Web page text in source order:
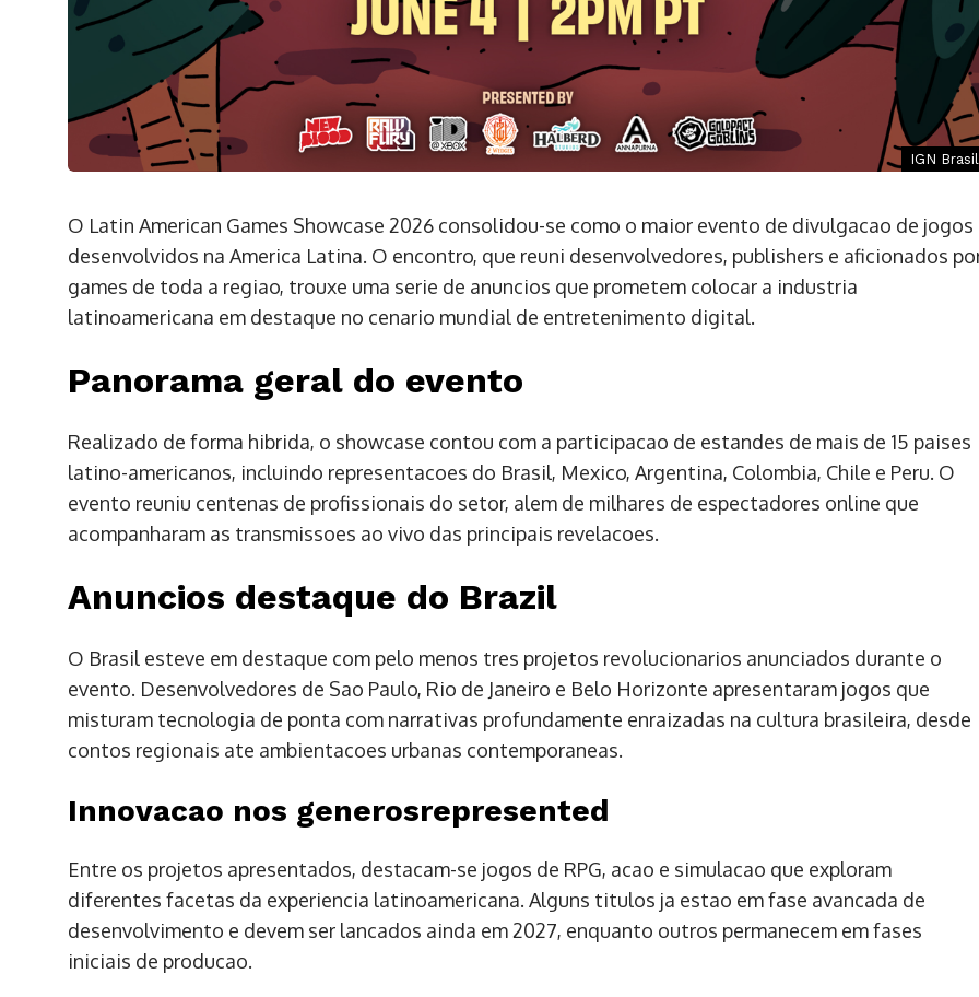
IGN Brasil
O Latin American Games Showcase 2026 consolidou-se como o maior evento de divulgacao de jogos
desenvolvidos na America Latina. O encontro, que reuni desenvolvedores, publishers e aficionados
games de toda a regiao, trouxe uma serie de anuncios que prometem colocar a industria
latinoamericana em destaque no cenario mundial de entretenimento digital.
Panorama geral do evento
Realizado de forma hibrida, o showcase contou com a participacao de estandes de mais de 15 paises
latino-americanos, incluindo representacoes do Brasil, Mexico, Argentina, Colombia, Chile e Peru. O
evento reuniu centenas de profissionais do setor, alem de milhares de espectadores online que
acompanharam as transmissoes ao vivo das principais revelacoes.
Anuncios destaque do Brazil
O Brasil esteve em destaque com pelo menos tres projetos revolucionarios anunciados durante o
evento. Desenvolvedores de Sao Paulo, Rio de Janeiro e Belo Horizonte apresentaram jogos que
misturam tecnologia de ponta com narrativas profundamente enraizadas na cultura brasileira, desde
contos regionais ate ambientacoes urbanas contemporaneas.
Innovacao nos generosrepresented
Entre os projetos apresentados, destacam-se jogos de RPG, acao e simulacao que exploram
diferentes facetas da experiencia latinoamericana. Alguns titulos ja estao em fase avancada de
desenvolvimento e devem ser lancados ainda em 2027, enquanto outros permanecem em fases
iniciais de producao.